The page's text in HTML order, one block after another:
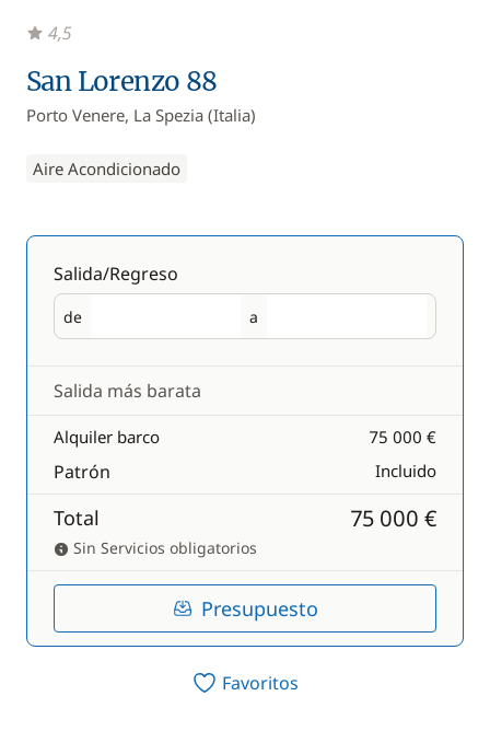
San Lorenzo 88
Porto Venere, La Spezia (Italia)
Aire Acondicionado
4,5
Salida/Regreso
de
Salida a
Regreso
Salida más barata
Alquiler barco 75 000 €
Patrón Incluido
Total 75 000 €
Sin Servicios obligatorios
Presupuesto
Favoritos